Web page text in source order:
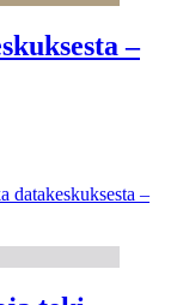
–
–